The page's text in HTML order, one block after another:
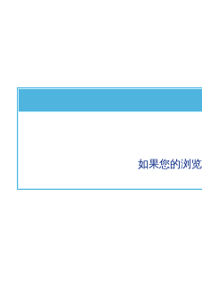
如果您的浏